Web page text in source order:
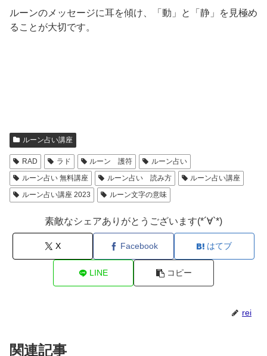
ルーンのメッセージに耳を傾け、「動」と「静」を見極め
ることが大切です。
ルーン占い講座
RAD ラド ルーン 護符
ルーン占い
ルーン占い 無料講座
ルーン占い 読み方
ルーン占い講座
ルーン占い講座 2023
ルーン文字の意味
素敵なシェアありがとうございます(*´∀`*)
X Facebook はてブ
LINE コピー
rei
関連記事